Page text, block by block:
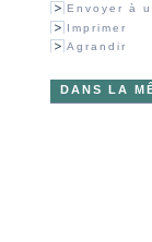
Envoyer à
Imprimer
Agrandir
DANS LA